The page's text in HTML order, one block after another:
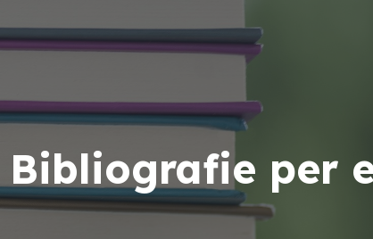
Skip to navigation
Bibliografie per